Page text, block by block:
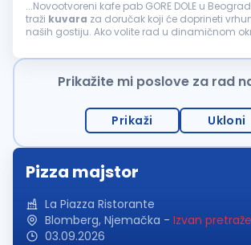
...Novootvoreni kafe pab GORE DOLE u
traži kuvara za doručak koji će doprineti
naših gostiju. Ako volite rad u dinamičnom
timu...
Prikažite mi poslove za rad
Prikaži Ukloni
Pizza majstor
La Piazza Ristorante
Blomberg, Njemačka - Izvan
03.09.2026